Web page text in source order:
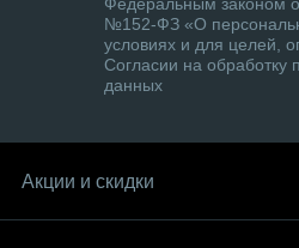
№152-ФЗ «О
условиях и для целей,
Согласии на обработку
данных
Акции и скидки